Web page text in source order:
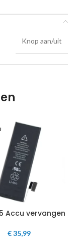
Knop aan/uit
Accu vervangen
€35,99